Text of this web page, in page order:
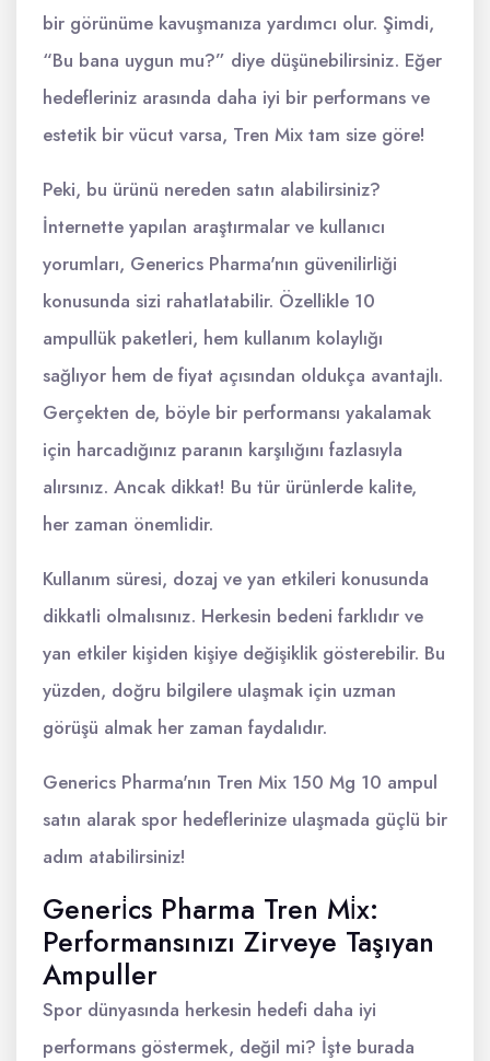
bir görünüme kavuşmanıza yardımcı olur. Şimdi,
“Bu bana uygun mu?” diye düşünebilirsiniz. Eğer
hedefleriniz arasında daha iyi bir performans ve
estetik bir vücut varsa, Tren Mix tam size göre!
Peki, bu ürünü nereden satın alabilirsiniz?
İnternette yapılan araştırmalar ve kullanıcı
yorumları, Generics Pharma'nın güvenilirliği
konusunda sizi rahatlatabilir. Özellikle 10
ampullük paketleri, hem kullanım kolaylığı
sağlıyor hem de fiyat açısından oldukça avantajlı.
Gerçekten de, böyle bir performansı yakalamak
için harcadığınız paranın karşılığını fazlasıyla
alırsınız. Ancak dikkat! Bu tür ürünlerde kalite,
her zaman önemlidir.
Kullanım süresi, dozaj ve yan etkileri konusunda
dikkatli olmalısınız. Herkesin bedeni farklıdır ve
yan etkiler kişiden kişiye değişiklik gösterebilir. Bu
yüzden, doğru bilgilere ulaşmak için uzman
görüşü almak her zaman faydalıdır.
Generics Pharma'nın Tren Mix 150 Mg 10 ampul
satın alarak spor hedeflerinize ulaşmada güçlü bir
adım atabilirsiniz!
Generi̇cs Pharma Tren Mi̇x:
Performansınızı Zirveye Taşıyan
Ampuller
Spor dünyasında herkesin hedefi daha iyi
performans göstermek, değil mi? İşte burada